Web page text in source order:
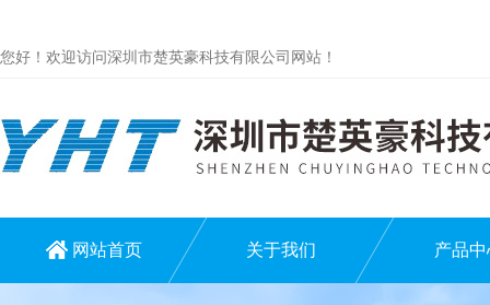
您好！欢迎访问深圳市楚英豪科技有限公司网站！
网站首页 关于我们 产品中